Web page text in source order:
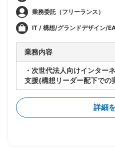
業務委託（フリーランス）
IT / 構想/グランドデザイン/
業務内容
・次世代法人向けインター
支援(構想リーダー配下での
・外部環境(全銀仕様/競合
たあるべき業務姿の検討
・上記を実現するTo-Beア
・銀行企画部門に入り込み/
詳細